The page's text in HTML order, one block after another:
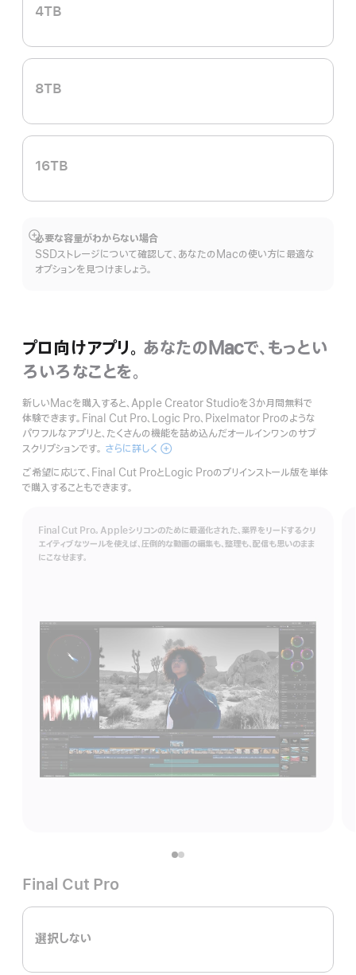
4TB
8TB
16TB
必要な容量がわからない場合
SSDストレージについて確認して、あなたのMacの使い方に最適な
オプションを見つけましょう。
詳
細
を
プロ向けアプリ。 あなたのMacで、もっとい
ろいろなことを。
新しいMacを購入すると、Apple Creator Studioを3か月間無料で
体験できます。Final Cut Pro、Logic Pro、Pixelmator Proのような
パワフルなアプリと、たくさんの機能を詰め込んだオールインワンのサブ
スクリプションです。 さらに詳しく Apple
Studio
ご希望に応じて、Final Cut ProとLogic Proのプリインストール版を単体
で購入することもできます。
Final Cut Pro。Appleシリコンのために最適化された、業界をリードするクリ
エイティブなツールを使えば、圧倒的な動画の編集も、整理も、配信も思いのまま
にこなせます。
Final Cut Pro
選択しない